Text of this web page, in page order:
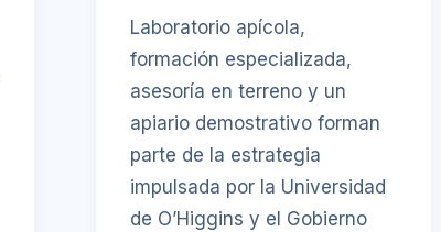
Laboratorio apícola,
formación especializada,
asesoría en terreno y un
apiario demostrativo forman
parte de la estrategia
impulsada por la Universidad
de O’Higgins y el Gobierno